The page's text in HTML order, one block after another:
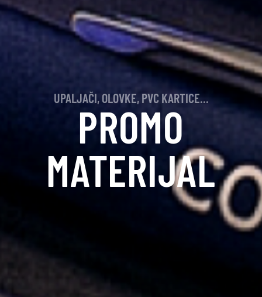
UPALJAČI, OLOVKE, PVC KARTICE...
PROMO
MATERIJAL